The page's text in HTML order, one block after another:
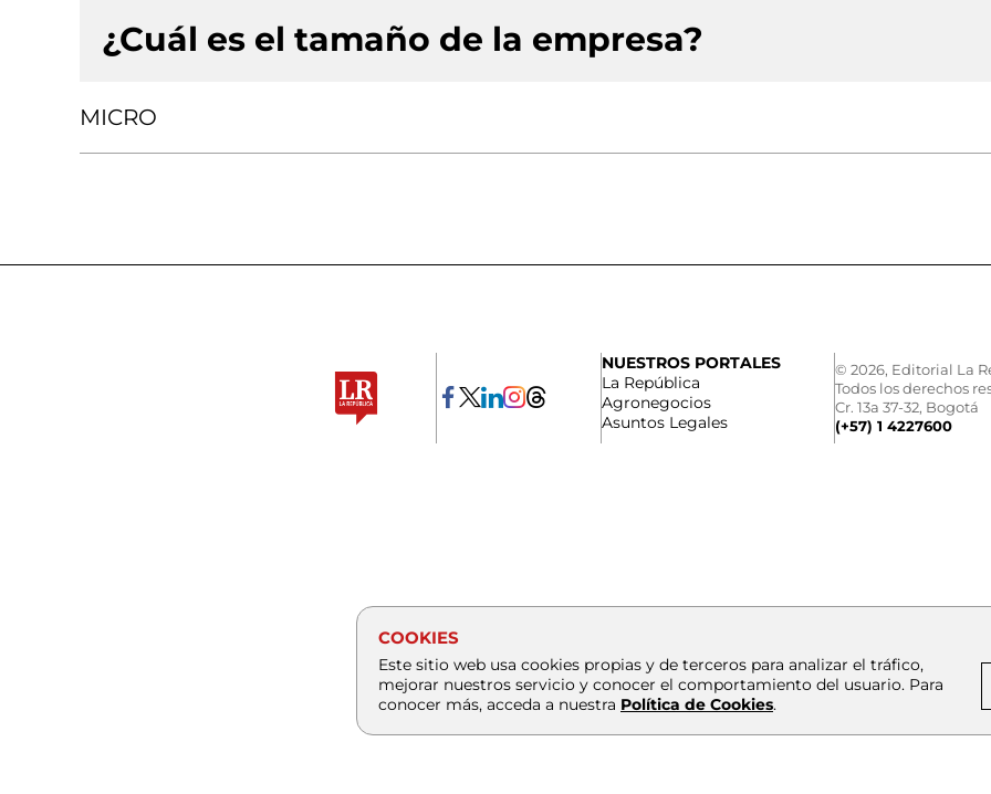
¿Cuál es el tamaño de la empresa?
MICRO
NUESTROS PORTALES
La República
Agronegocios
Asuntos Legales
© 2026, Editorial La
Todos los derechos
Cr. 13a 37-32, Bogotá
(+57) 1 4227600
COOKIES
Este sitio web usa cookies propias y de terceros para analizar el tráfico,
mejorar nuestros servicio y conocer el comportamiento del usuario. Para
conocer más, acceda a nuestra Política de Cookies.